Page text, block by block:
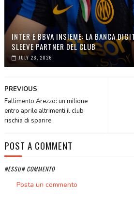
INTER E BBVA INSIEME: LA BANCA
SLEEVE PARTNER DEL CLUB
JULY 28, 2026
PREVIOUS
Fallimento Arezzo: un milione
entro aprile altrimenti il club
rischia di sparire
POST A COMMENT
NESSUN COMMENTO
Posta un commento